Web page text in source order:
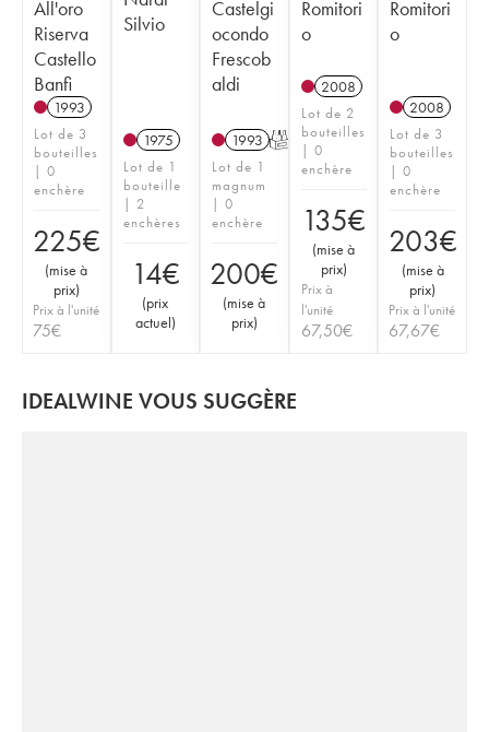
All'oro
Riserva
Castello
Banfi
1993
Lot de 3
bouteilles
| 0
enchère
225€
(mise à
prix)
Prix à l'unité
75€
Silvio
1975
Lot de 1
bouteille
| 2
enchères
14€
(prix
actuel)
Castelgi
ocondo
Frescob
aldi
1993 T
Lot de 1
magnum
| 0
enchère
200€
(mise à
prix)
Romitori
o
2008
Lot de 2
bouteilles
| 0
enchère
135€
(mise à
prix)
Prix à
l'unité
67,50€
Romitori
o
2008
Lot de 3
bouteilles
| 0
enchère
203€
(mise à
prix)
Prix à l'unité
67,67€
IDEALWINE VOUS SUGGÈRE